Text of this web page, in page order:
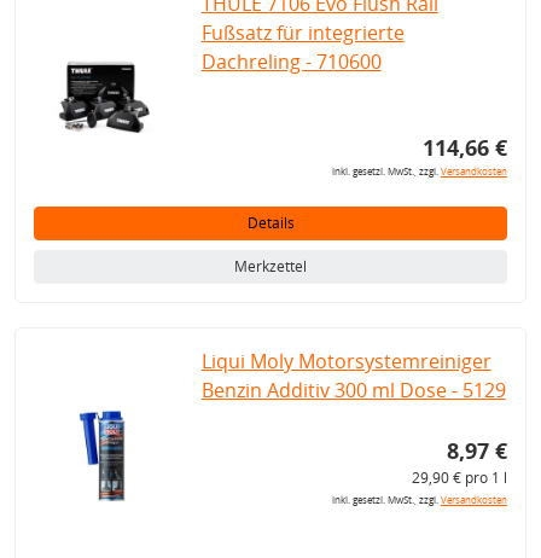
Fußsatz für integrierte
Dachreling - 710600
114,66 €
inkl. gesetzl. MwSt., zzgl.Versandkosten
Details
Merkzettel
Liqui Moly Motorsystemreiniger
Benzin Additiv 300 ml Dose - 5129
8,97 €
29,90 € pro 1 l
inkl. gesetzl. MwSt., zzgl.Versandkosten